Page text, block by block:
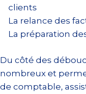
clients
La relance des
La préparation
Du côté des
nombreux et
de comptable,